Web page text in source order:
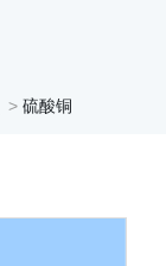
硫酸铜